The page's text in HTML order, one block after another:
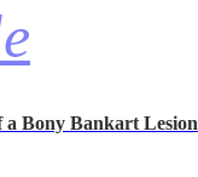
a Bony Bankart Lesion